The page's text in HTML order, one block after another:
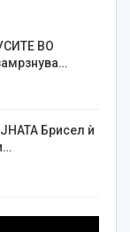
ВО
Брисел ѝ